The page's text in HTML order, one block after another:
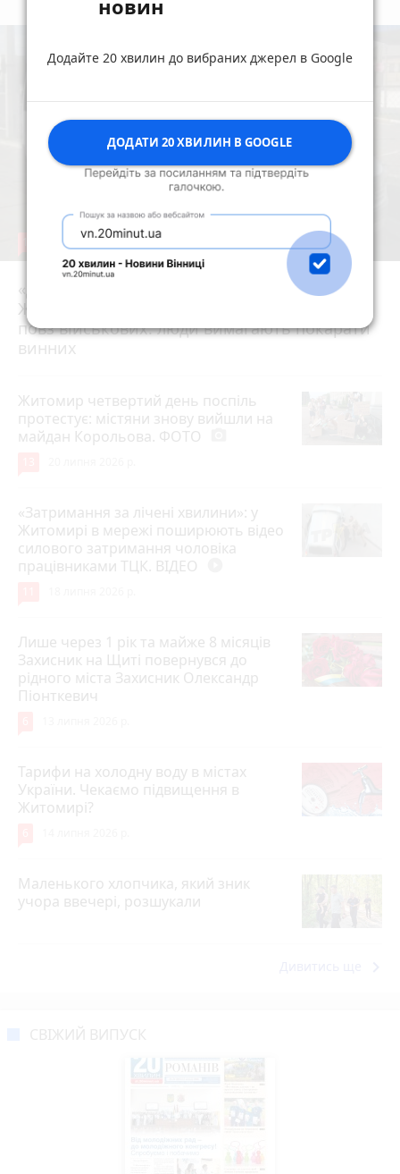
«Для них не знайшлося місця?» На
Житомирщині маршрутки двічі проїхали
повз військових: люди вимагають покарати
винних
17 липня 2026 р.
Житомир четвертий день поспіль
протестує: містяни знову вийшли на
майдан Корольова. ФОТО
«Затримання за лічені хвилини»: у
Житомирі в мережі поширюють відео
силового затримання чоловіка
працівниками ТЦК. ВІДЕО
Лише через 1 рік та майже 8 місяців
Захисник на Щиті повернувся до
рідного міста Захисник Олександр
Піонткевич
Тарифи на холодну воду в містах
України. Чекаємо підвищення в
Житомирі?
Маленького хлопчика, який зник
учора ввечері, розшукали
новин
Додайте 20 хвилин до вибраних джерел в Google
ДОДАТИ 20 ХВИЛИН В GOOGLE